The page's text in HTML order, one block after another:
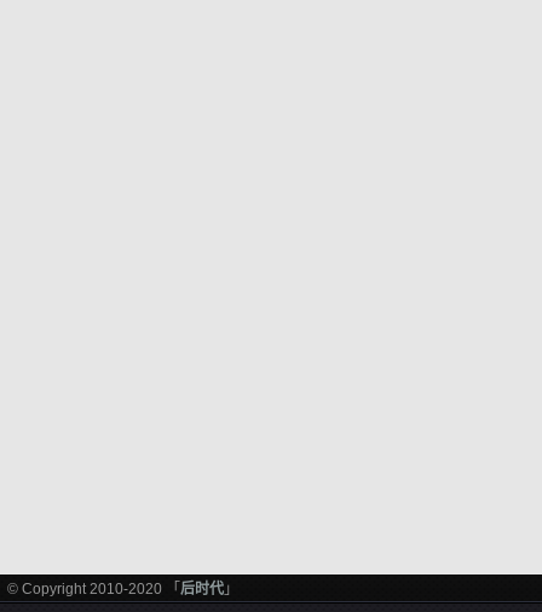
© Copyright 2010-2020 「 后时代 」